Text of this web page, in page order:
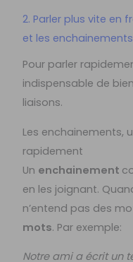
2. Parler plus vite en
et les enchainements
Pour parler
indispensable de
liaisons.
Les enchainements,
rapidement
Un enchainement
en les joignant.
n’entend pas des
mots. Par exemple:
Notre ami a écrit un